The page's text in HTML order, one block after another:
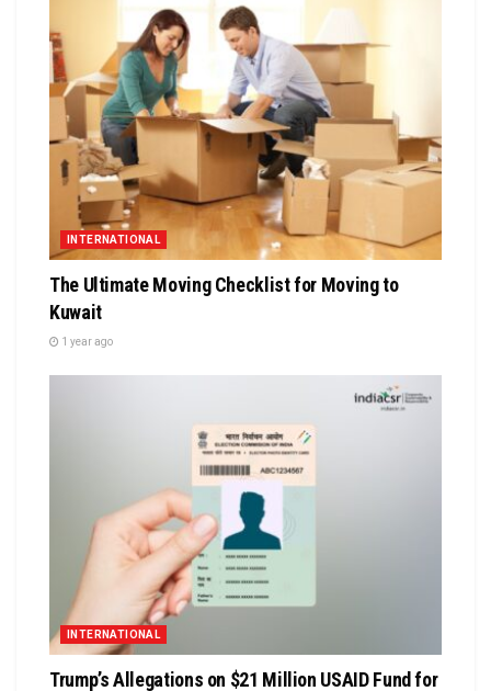
INTERNATIONAL
The Ultimate Moving Checklist for Moving to
Kuwait
1 year ago
INTERNATIONAL
Trump’s Allegations on $21 Million USAID Fund for